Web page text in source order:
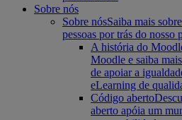
Sobre nós
Sobre nósSaiba mais
pessoas por trás do
A história do
Moodle e saiba
de apoiar a
eLearning de
Código aberto
aberto apóia um